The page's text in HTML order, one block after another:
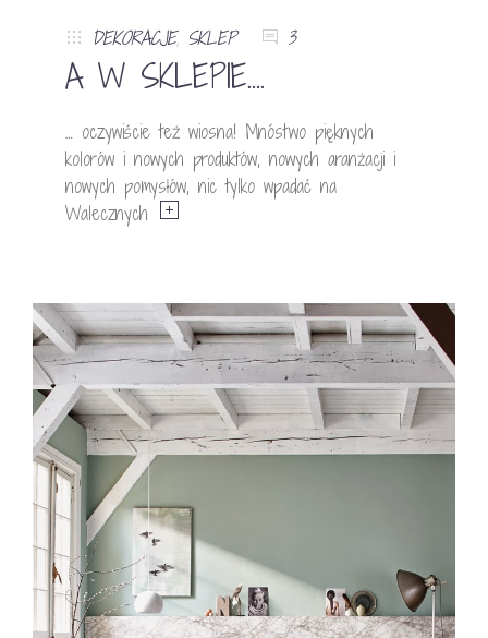
DEKORACJE, SKLEP 3
A W SKLEPIE….
… oczywiście też wiosna! Mnóstwo pięknych
kolorów i nowych produktów, nowych aranżacji i
nowych pomysłów, nic tylko wpadać na
Walecznych